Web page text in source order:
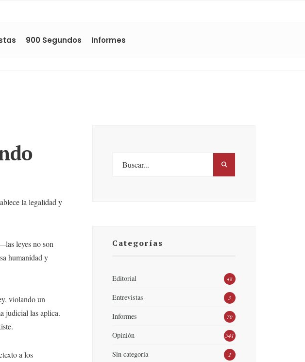
900 Segundos Informes
la legalidad y
leyes no son
humanidad y
violando un
judicial las aplica.
a los
Categorías
Editorial 48
Entrevistas 3
Informes 70
Opinión 541
Sin categoría 2